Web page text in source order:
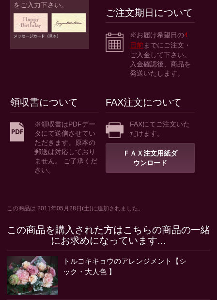
をご入力下さい。
ご注文期日について
※お届け希望日の4
日前までにご注文・
ご入金して下さい。
入金確認後、商品を
発送いたします。
領収書について
※領収書はPDFデー
タにて送信させてい
ただきます。原本の
郵送は対応しており
ません。 ご了承くだ
さい。
FAX注文について
FAXにてご注文いた
だけます。
ＦＡＸ注文用紙ダ
ウンロード
この商品は 2011年05月28日(土)に追加されました。
この商品を購入された方はこちらの商品の一緒
にお求めになっています...
トルコキキョウのアレンジメント【シ
ック・大人色 】